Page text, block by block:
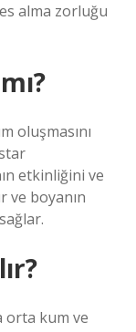
alma zorluğu
oluşmasını
etkinliğini ve
ve boyanın
orta kum ve